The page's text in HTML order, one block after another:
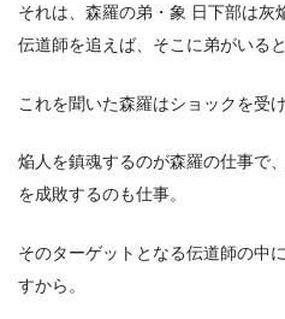
それは、森羅の弟・象 日下部は灰
伝道師を追えば、そこに弟がいると
これを聞いた森羅はショックを受け
焔人を鎮魂するのが森羅の仕事で
を成敗するのも仕事。
そのターゲットとなる伝道師の中
すから。